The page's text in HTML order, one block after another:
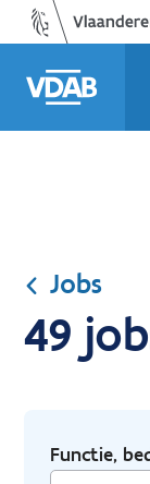
Ga
naar
de
inhoud
Vind
een
job
Vind
een
opleiding
Welke
job
past
bij
Terug
naar
home
Jobs
49
Functie,